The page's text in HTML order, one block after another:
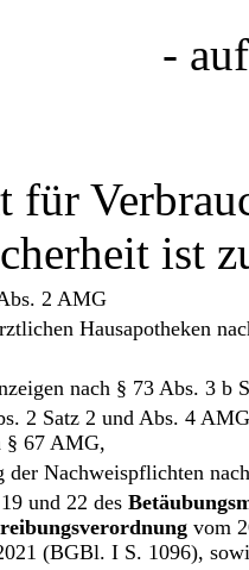
-
für
ist
2 AMG
Hausapotheken
nach § 73 Abs. 3 b
2 Satz 2 und Abs. 4
§ 67 AMG,
Nachweispflichten
und 22 des
vom
(BGBl. I S. 1096),